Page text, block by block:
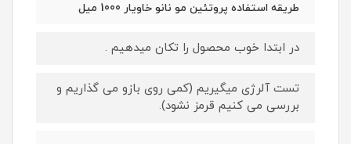
طریقه استفاده پروتئین مو نانو خاویار 1000 میل
در ابتدا خوب محصول را تکان میدهیم .
تست آلرژی میگیریم (کمی روی بازو می گذاریم و
بررسی می کنیم قرمز نشود).